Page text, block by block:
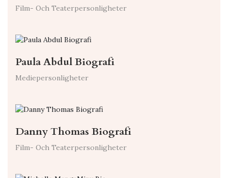
Film- Och Teaterpersonligheter
Paula Abdul Biografi
Mediepersonligheter
Danny Thomas Biografi
Film- Och Teaterpersonligheter